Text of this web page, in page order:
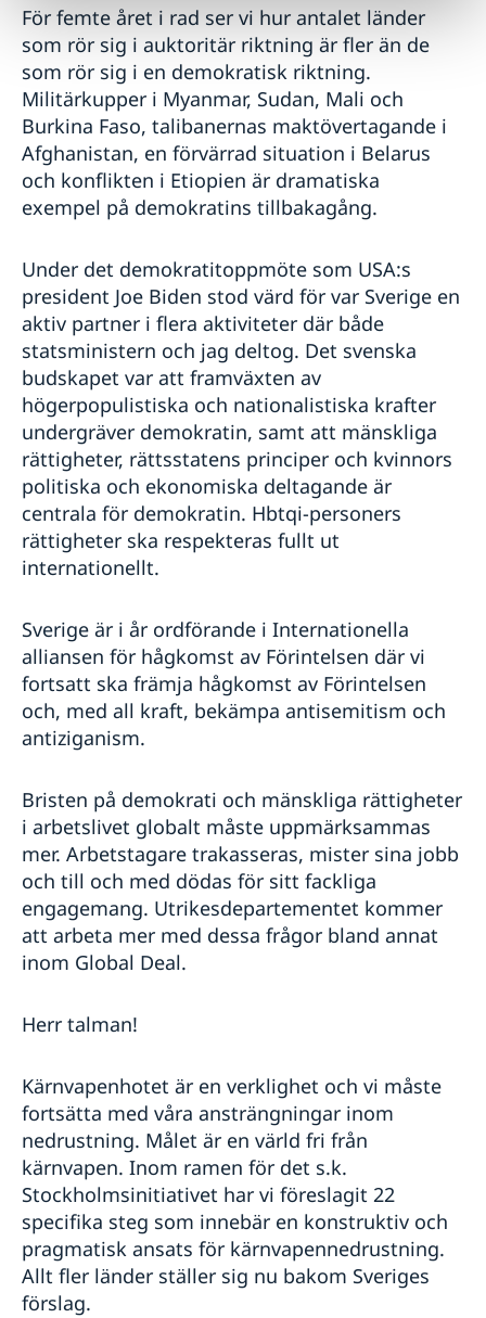
För femte året i rad ser vi hur antalet länder
som rör sig i auktoritär riktning är fler än de
som rör sig i en demokratisk riktning.
Militärkupper i Myanmar, Sudan, Mali och
Burkina Faso, talibanernas maktövertagande i
Afghanistan, en förvärrad situation i Belarus
och konflikten i Etiopien är dramatiska
exempel på demokratins tillbakagång.
Under det demokratitoppmöte som USA:s
president Joe Biden stod värd för var Sverige en
aktiv partner i flera aktiviteter där både
statsministern och jag deltog. Det svenska
budskapet var att framväxten av
högerpopulistiska och nationalistiska krafter
undergräver demokratin, samt att mänskliga
rättigheter, rättsstatens principer och kvinnors
politiska och ekonomiska deltagande är
centrala för demokratin. Hbtqi-personers
rättigheter ska respekteras fullt ut
internationellt.
Sverige är i år ordförande i Internationella
alliansen för hågkomst av Förintelsen där vi
fortsatt ska främja hågkomst av Förintelsen
och, med all kraft, bekämpa antisemitism och
antiziganism.
Bristen på demokrati och mänskliga rättigheter
i arbetslivet globalt måste uppmärksammas
mer. Arbetstagare trakasseras, mister sina jobb
och till och med dödas för sitt fackliga
engagemang. Utrikesdepartementet kommer
att arbeta mer med dessa frågor bland annat
inom Global Deal.
Herr talman!
Kärnvapenhotet är en verklighet och vi måste
fortsätta med våra ansträngningar inom
nedrustning. Målet är en värld fri från
kärnvapen. Inom ramen för det s.k.
Stockholmsinitiativet har vi föreslagit 22
specifika steg som innebär en konstruktiv och
pragmatisk ansats för kärnvapennedrustning.
Allt fler länder ställer sig nu bakom Sveriges
förslag.